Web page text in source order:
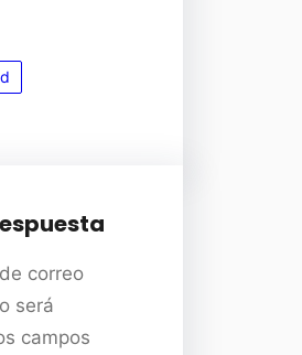
correo
será
campos